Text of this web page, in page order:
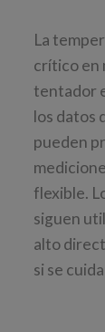
La
crítico en
tentador
los datos
pueden
flexible.
siguen
alto
si se